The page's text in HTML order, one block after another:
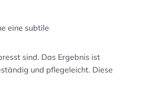
eine subtile
sind. Das Ergebnis ist
und pflegeleicht. Diese